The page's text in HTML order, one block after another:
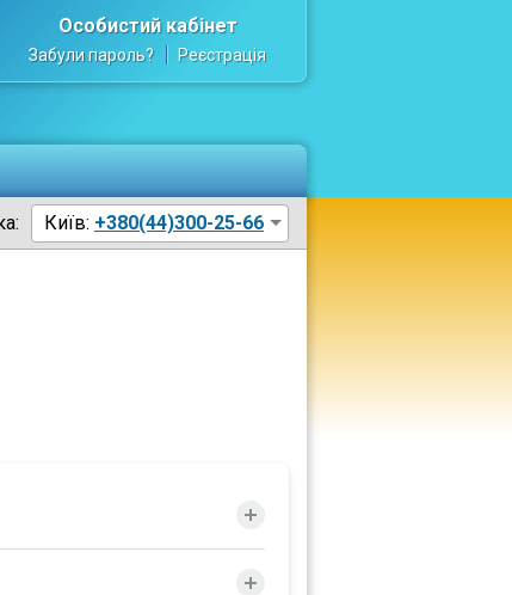
Особистий кабінет
Забули пароль? Реєстрація
Київ: +380(44)300-25-66